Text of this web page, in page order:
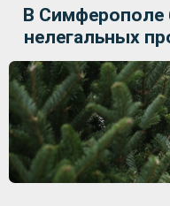
В
нелегальных